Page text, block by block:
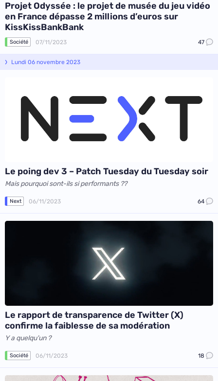
Projet Odyssée : le projet de musée du jeu vidéo
en France dépasse 2 millions d’euros sur
KissKissBankBank
Société 07/11/2023 47
Lundi 06 novembre 2023
Le poing dev 3 – Patch Tuesday du Tuesday soir
Mais pourquoi sont-ils si performants ??
Next 06/11/2023 64
Le rapport de transparence de Twitter (X)
confirme la faiblesse de sa modération
Y a quelqu'un ?
Société 06/11/2023 18